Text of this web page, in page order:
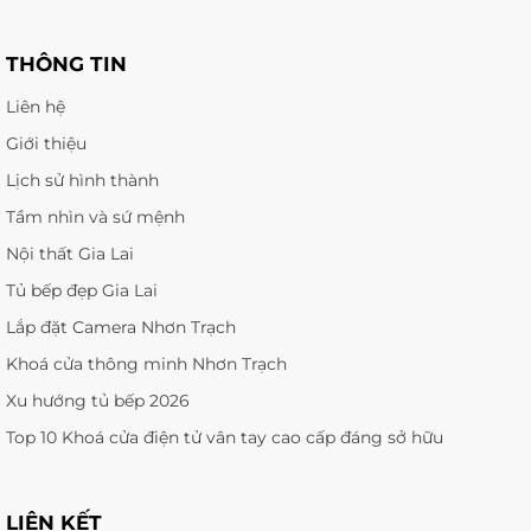
THÔNG TIN
Liên hệ
Giới thiệu
Lịch sử hình thành
Tầm nhìn và sứ mệnh
Nội thất Gia Lai
Tủ bếp đẹp Gia Lai
Lắp đặt Camera Nhơn Trạch
Khoá cửa thông minh Nhơn Trạch
Xu hướng tủ bếp 2026
Top 10 Khoá cửa điện tử vân tay cao cấp đáng sở hữu
LIÊN KẾT